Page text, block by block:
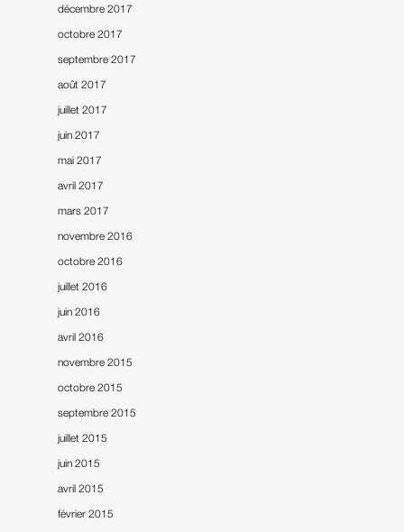
décembre 2017
octobre 2017
septembre 2017
août 2017
juillet 2017
juin 2017
mai 2017
avril 2017
mars 2017
novembre 2016
octobre 2016
juillet 2016
juin 2016
avril 2016
novembre 2015
octobre 2015
septembre 2015
juillet 2015
juin 2015
avril 2015
février 2015